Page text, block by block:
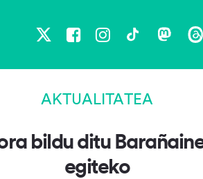
X Facebook
Instagram
TikTok
AKTUALITATEA
bildu ditu
egiteko